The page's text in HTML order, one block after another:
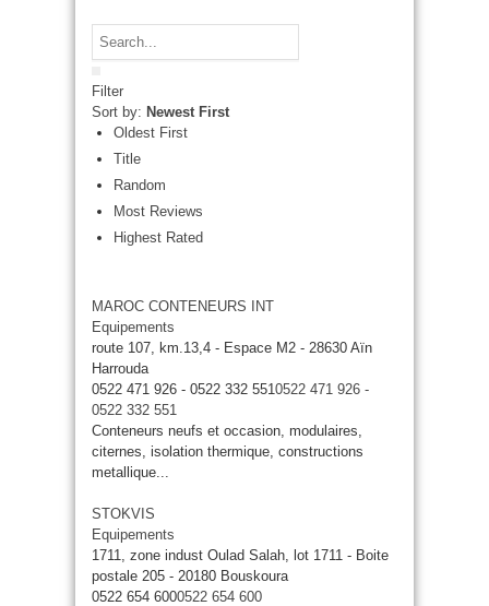
Filter
Sort by: Newest First
Oldest First
Title
Random
Most Reviews
Highest Rated
MAROC CONTENEURS INT
Equipements
route 107, km.13,4 - Espace M2 - 28630 Aïn
Harrouda
0522 471 926 - 0522 332 5510522 471 926 -
0522 332 551
Conteneurs neufs et occasion, modulaires,
citernes, isolation thermique, constructions
metallique...
STOKVIS
Equipements
1711, zone indust Oulad Salah, lot 1711 - Boite
postale 205 - 20180 Bouskoura
0522 654 6000522 654 600